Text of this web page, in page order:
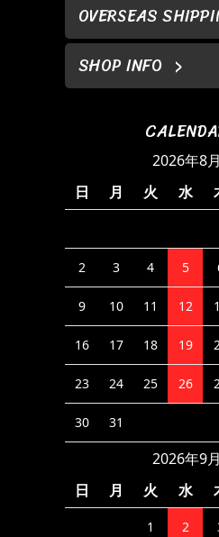
OVERSEAS
SHOP INFO
2026年8月
日
月 火 水
2 3 4 5
9 10 11 12
16 17 18 19
23 24 25 26
30 31
2026年9月
日
月 火 水
1 2